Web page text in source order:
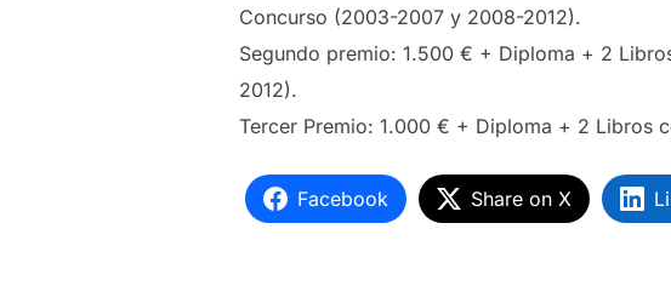
Concurso (2003-2007 y 2008-2012).
Segundo premio: 1.500 € + Diploma + 2
2012).
Tercer Premio: 1.000 € + Diploma + 2 Libros
Facebook Share on X